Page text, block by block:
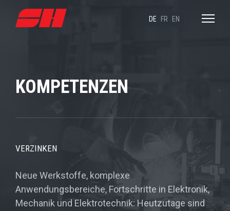
DE FR EN
KOMPETENZEN
VERZINKEN
Neue Werkstoffe, komplexe
Anwendungsbereiche, Fortschritte in Elektronik,
Mechanik und Elektrotechnik: Heutzutage sind